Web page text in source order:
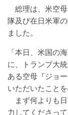
総理は、米空母
隊及び在日米軍
ました。
「本日、米国の
に、トランプ大
ある空母『ジョ
いただいたこと
まず何よりも日
力してくださっ